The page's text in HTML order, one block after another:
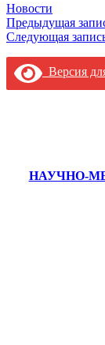
Новости
Навигация
по
записям
Предыдущая
Следующая
Версия
НАУЧНО-